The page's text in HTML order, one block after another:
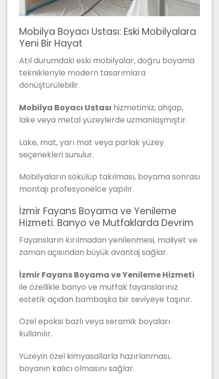
Mobilya Boyacı Ustası: Eski Mobilyalara
Yeni Bir Hayat
Atıl durumdaki eski mobilyalar, doğru boyama
teknikleriyle modern tasarımlara
dönüştürülebilir.
Mobilya Boyacı Ustası hizmetimiz, ahşap,
lake veya metal yüzeylerde uzmanlaşmıştır.
Lake, mat, yarı mat veya parlak yüzey
seçenekleri sunulur.
Mobilyaların sökülüp takılması, boyama sonrası
montajı profesyonelce yapılır.
İzmir Fayans Boyama ve Yenileme
Hizmeti: Banyo ve Mutfaklarda Devrim
Fayansların kırılmadan yenilenmesi, maliyet ve
zaman açısından büyük avantaj sağlar.
İzmir Fayans Boyama ve Yenileme Hizmeti
ile özellikle banyo ve mutfak fayanslarınız
estetik açıdan bambaşka bir seviyeye taşınır.
Özel epoksi bazlı veya seramik boyaları
kullanılır.
Yüzeyin özel kimyasallarla hazırlanması,
boyanın kalıcı olmasını sağlar.